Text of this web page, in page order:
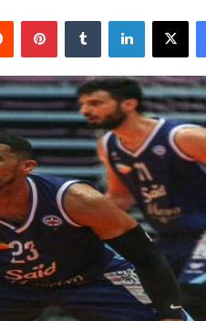
فيسبوك ‫X لينكدإن